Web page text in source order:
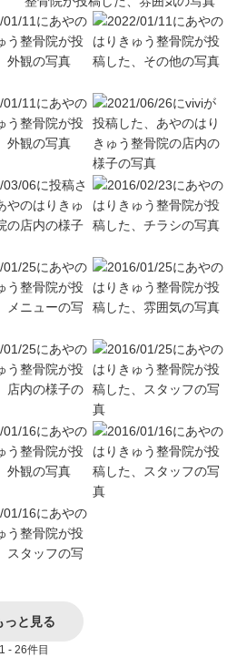
っと見る
1 - 26件目